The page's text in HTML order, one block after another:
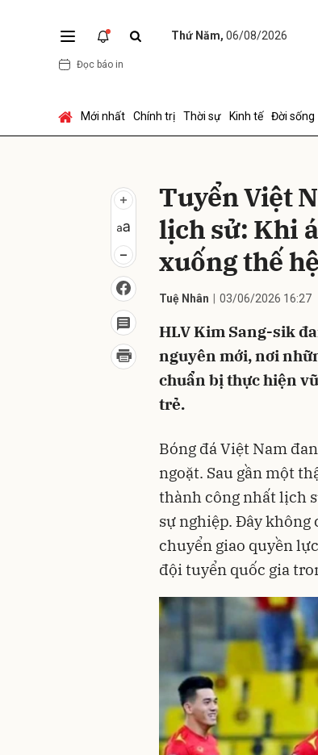
Thứ Năm, 06/08/2026
Đọc báo in
Mới nhất Chính trị Thời sự Kinh tế Đời sống
Tuyển Việt
lịch sử: Khi
xuống thế
Tuệ Nhân 03/06/2026 16:27
HLV Kim Sang-sik
nguyên mới, nơi
chuẩn bị thực hiện
trẻ.
Bóng đá Việt Nam
ngoặt. Sau gần một
thành công nhất lịch
sự nghiệp. Đây không
chuyển giao quyền
đội tuyển quốc gia